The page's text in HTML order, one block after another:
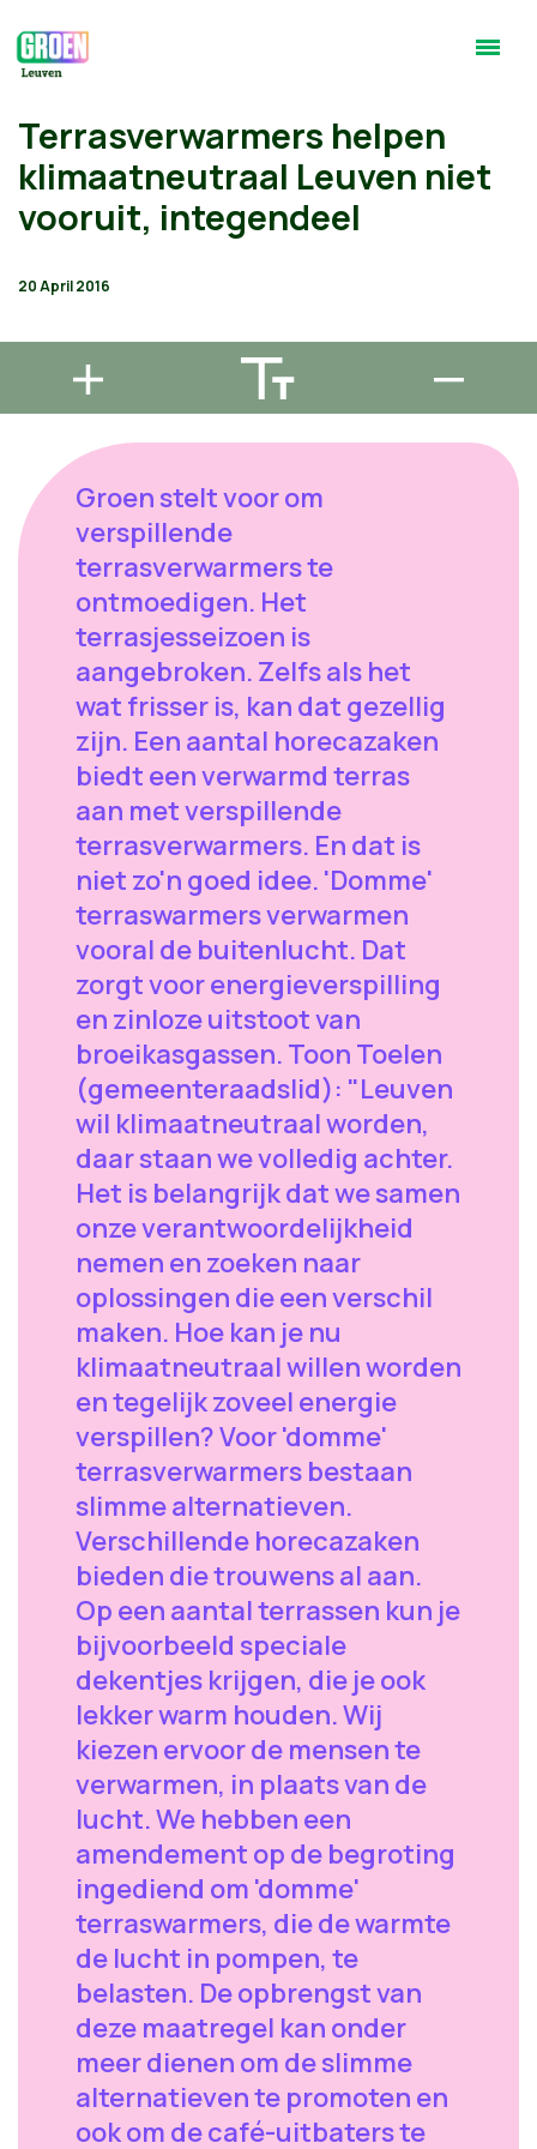
Terrasverwarmers helpen
klimaatneutraal Leuven niet
vooruit, integendeel
20 April 2016
Groen stelt voor om
verspillende
terrasverwarmers te
ontmoedigen. Het
terrasjesseizoen is
aangebroken. Zelfs als het
wat frisser is, kan dat gezellig
zijn. Een aantal horecazaken
biedt een verwarmd terras
aan met verspillende
terrasverwarmers. En dat is
niet zo'n goed idee. 'Domme'
terraswarmers verwarmen
vooral de buitenlucht. Dat
zorgt voor energieverspilling
en zinloze uitstoot van
broeikasgassen. Toon Toelen
(gemeenteraadslid): "Leuven
wil klimaatneutraal worden,
daar staan we volledig achter.
Het is belangrijk dat we samen
onze verantwoordelijkheid
nemen en zoeken naar
oplossingen die een verschil
maken. Hoe kan je nu
klimaatneutraal willen worden
en tegelijk zoveel energie
verspillen? Voor 'domme'
terrasverwarmers bestaan
slimme alternatieven.
Verschillende horecazaken
bieden die trouwens al aan.
Op een aantal terrassen kun je
bijvoorbeeld speciale
dekentjes krijgen, die je ook
lekker warm houden. Wij
kiezen ervoor de mensen te
verwarmen, in plaats van de
lucht. We hebben een
amendement op de begroting
ingediend om 'domme'
terraswarmers, die de warmte
de lucht in pompen, te
belasten. De opbrengst van
deze maatregel kan onder
meer dienen om de slimme
alternatieven te promoten en
ook om de café-uitbaters te